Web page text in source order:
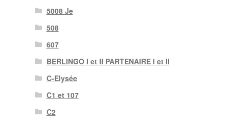
5008 Je
508
607
BERLINGO I et II PARTENAIRE I et II
C-Elysée
C1 et 107
C2